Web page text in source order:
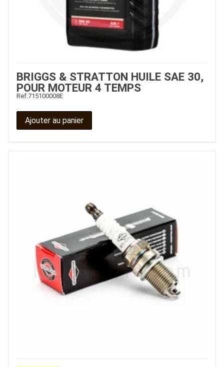
BRIGGS & STRATTON HUILE SAE 30,
POUR MOTEUR 4 TEMPS
Ref. 715100008E
Ajouter au panier